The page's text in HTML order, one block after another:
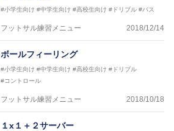
#小学生向け #中学生向け #高校生向け #ドリブル #パス
フットサル練習メニュー 2018/12/14
ボールフィーリング
#小学生向け #中学生向け #高校生向け #ドリブル
#コントロール
フットサル練習メニュー 2018/10/18
１x１＋２サーバー